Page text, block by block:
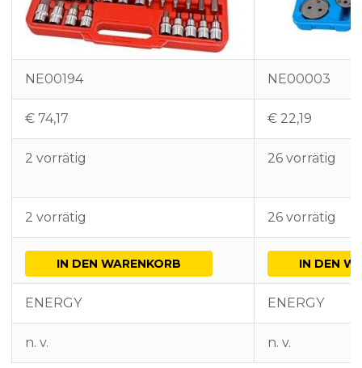
NE00194 NE00003
€ 74,17 € 22,19
2 vorrätig 26 vorrätig
2 vorrätig 26 vorrätig
IN DEN WARENKORB IN DEN
ENERGY ENERGY
n. v. n. v.